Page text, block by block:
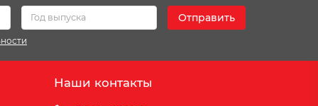
Отправить
Наши контакты